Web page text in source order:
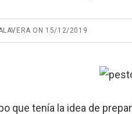
ON 15/12/2019
que tenía la idea de